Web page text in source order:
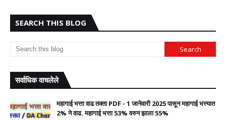
SEARCH THIS BLOG
सर्वाधिक वाचलेले
महागाई भत्ता वाढ तक्ता PDF - 1 जानेवारी 2025 पासून महागाई भत्त्यात
2% ने वाढ. महागाई भत्ता 53% वरुन झाला 55%